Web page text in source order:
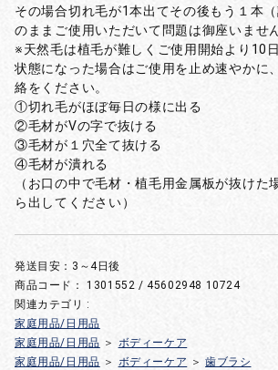
その場合切れ毛が1本出てその後もう１本
のままご使用いただいて問題は御座いません
※天然毛は植毛が難しくご使用開始より10
状態になった場合はご使用を止め速やかに
絡をください。
①切れ毛がほぼ毎日の様に出る
②毛材がVの字で抜ける
③毛材が１穴全て抜ける
④毛材が潰れる
（お口の中で毛材・植毛用金属板が抜けた
ら出してください）
発送目安：3～4日後
商品コード：1301552 / 45602948 10724
関連カテゴリ :
家庭用品/日用品
家庭用品/日用品 ＞ ボディーケア
家庭用品/日用品 ＞ ボディーケア ＞ 歯ブラシ